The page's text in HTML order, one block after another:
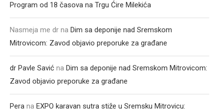
Program od 18 časova na Trgu Ćire Milekića
Nasmeja me dr na Dim sa deponije nad Sremskom
Mitrovicom: Zavod objavio preporuke za građane
dr Pavle Savić na Dim sa deponije nad Sremskom Mitrovicom:
Zavod objavio preporuke za građane
Pera na EXPO karavan sutra stiže u Sremsku Mitrovicu: